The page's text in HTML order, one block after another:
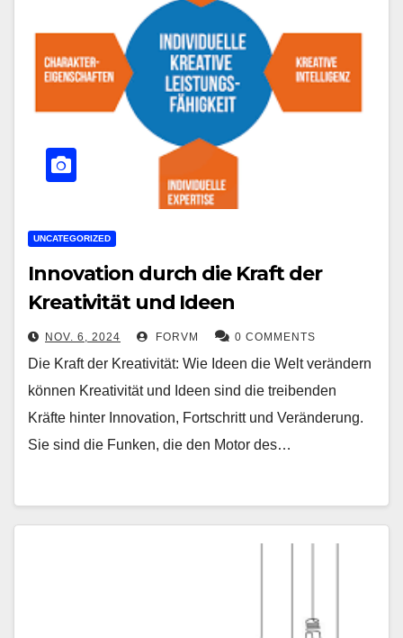
UNCATEGORIZED
Innovation durch die Kraft der
Kreativität und Ideen
NOV. 6, 2024 FORVM 0 COMMENTS
Die Kraft der Kreativität: Wie Ideen die Welt verändern
können Kreativität und Ideen sind die treibenden
Kräfte hinter Innovation, Fortschritt und Veränderung.
Sie sind die Funken, die den Motor des…